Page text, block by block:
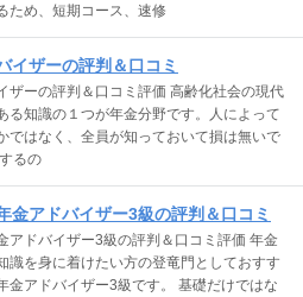
ため、短期コース、速修
イザーの評判＆口コミ
ザーの評判＆口コミ評価 高齢化社会の現代
る知識の１つが年金分野です。人によって
ではなく、全員が知っておいて損は無いで
るの
金アドバイザー3級の評判＆口コミ
アドバイザー3級の評判＆口コミ評価 年金
識を身に着けたい方の登竜門としておすす
金アドバイザー3級です。 基礎だけではな